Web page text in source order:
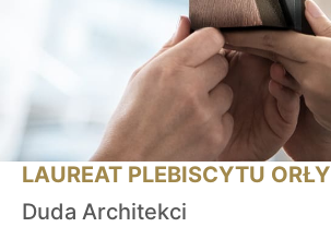
LAUREAT PLEBISCYTU ORŁY
Duda Architekci